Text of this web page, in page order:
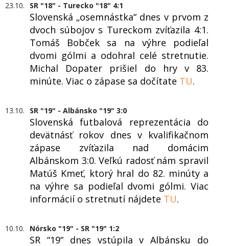
23.10. SR "18" - Turecko "18" 4:1
Slovenská „osemnástka“ dnes v prvom z
dvoch súbojov s Tureckom zvíťazila 4:1.
Tomáš Bobček sa na výhre podieľal
dvomi gólmi a odohral celé stretnutie.
Michal Dopater prišiel do hry v 83.
minúte. Viac o zápase sa dočítate TU.
13.10. SR "19" - Albánsko "19" 3:0
Slovenská futbalová reprezentácia do
devätnásť rokov dnes v kvalifikačnom
zápase zvíťazila nad domácim
Albánskom 3:0. Veľkú radosť nám spravil
Matúš Kmeť, ktorý hral do 82. minúty a
na výhre sa podieľal dvomi gólmi. Viac
informácií o stretnutí nájdete TU.
10.10. Nórsko "19" - SR "19" 1:2
SR “19“ dnes vstúpila v Albánsku do